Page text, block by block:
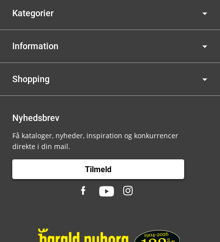
Kategorier
Information
Shopping
Nyhedsbrev
Få kataloger, nyheder, inspiration og konkurrencer
direkte i din mail.
Tilmeld